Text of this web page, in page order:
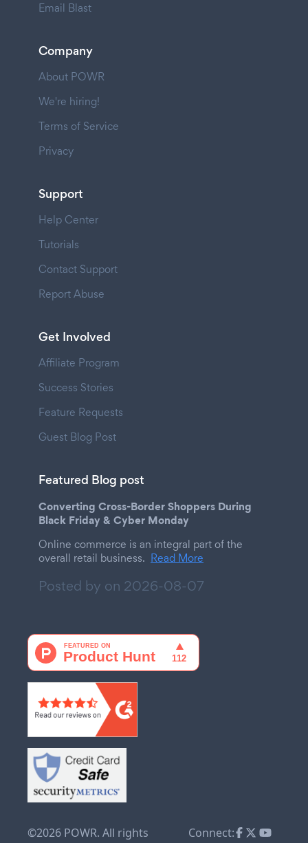
Email Blast
Company
About POWR
We're hiring!
Terms of Service
Privacy
Support
Help Center
Tutorials
Contact Support
Report Abuse
Get Involved
Affiliate Program
Success Stories
Feature Requests
Guest Blog Post
Featured Blog post
Converting Cross-Border Shoppers During
Black Friday & Cyber Monday
Online commerce is an integral part of the
overall retail business. Read More
Posted by on 2026-08-07
©2026 POWR. All rights
Connect: